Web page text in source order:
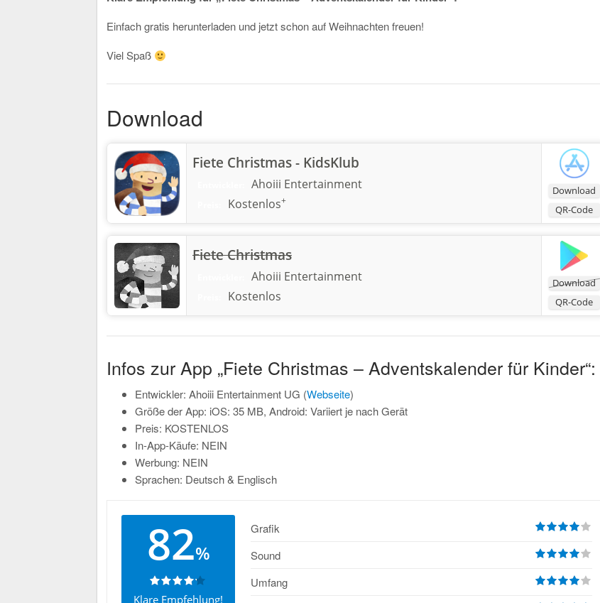
Einfach gratis herunterladen und jetzt schon auf Weihnachten freuen!
Viel Spaß
Download
Download
QR-Code
Fiete Christmas - KidsKlub
Ahoiii Entertainment
Kostenlos+
Download
QR-Code
Fiete Christmas
Ahoiii Entertainment
Kostenlos
Infos zur App „Fiete Christmas – Adventskalender für Kinder“:
Entwickler: Ahoiii Entertainment UG (Webseite)
Größe der App: iOS: 35 MB, Android: Variiert je nach Gerät
Preis: KOSTENLOS
In-App-Käufe: NEIN
Werbung: NEIN
Sprachen: Deutsch & Englisch
82%
Klare Empfehlung!
Grafik
Sound
Umfang